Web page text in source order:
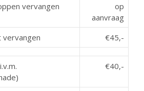
vervangen
op
aanvraag
vervangen
€45,-
€40,-